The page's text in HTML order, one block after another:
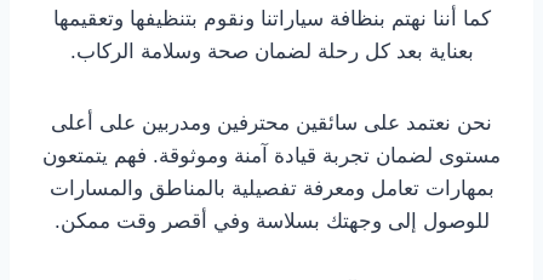
كما أننا نهتم بنظافة سياراتنا ونقوم بتنظيفها وتعقيمها
بعناية بعد كل رحلة لضمان صحة وسلامة الركاب.
نحن نعتمد على سائقين محترفين ومدربين على أعلى
مستوى لضمان تجربة قيادة آمنة وموثوقة. فهم يتمتعون
بمهارات تعامل ومعرفة تفصيلية بالمناطق والمسارات
للوصول إلى وجهتك بسلاسة وفي أقصر وقت ممكن.